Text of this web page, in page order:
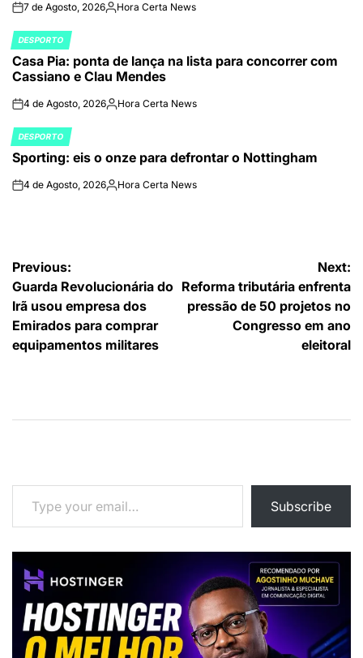
on7 de Agosto, 2026Publicado
Hora Certa News
POSTED
IN
DESPORTO
Casa Pia: ponta de lança na lista para concorrer com
Cassiano e Clau Mendes
on4 de Agosto, 2026Publicado
Hora Certa News
POSTED
IN
DESPORTO
Sporting: eis o onze para defrontar o Nottingham
on4 de Agosto, 2026Publicado
Hora Certa News
Navegação
de
artigos
Previous:
Guarda Revolucionária do
Irã usou empresa dos
Emirados para comprar
equipamentos militares
Next:
Reforma tributária enfrenta
pressão de 50 projetos no
Congresso em ano
eleitoral
Type your email…
Subscribe